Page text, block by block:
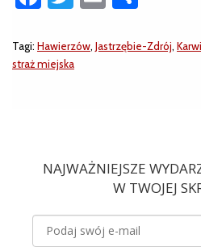
Tagi: Hawierzów, Jastrzębie-Zdrój,
straż miejska
NAJWAŻNIEJSZE
W TWOJEJ